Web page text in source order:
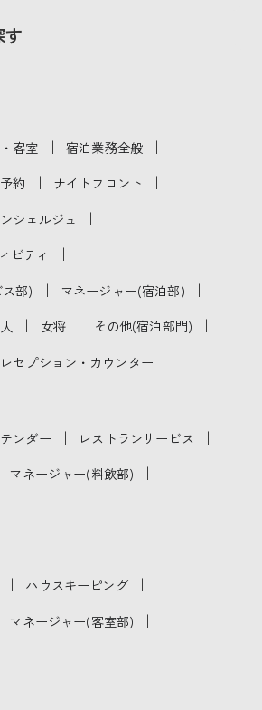
す
客室 ｜ 宿泊業務全般 ｜
約 ｜ ナイトフロント ｜
シェルジュ ｜
ビティ ｜
部) ｜ マネージャー(宿泊部) ｜
｜ 女将 ｜ その他(宿泊部門) ｜
レセプション・カウンター
ンダー ｜ レストランサービス ｜
マネージャー(料飲部) ｜
｜ ハウスキーピング ｜
マネージャー(客室部) ｜